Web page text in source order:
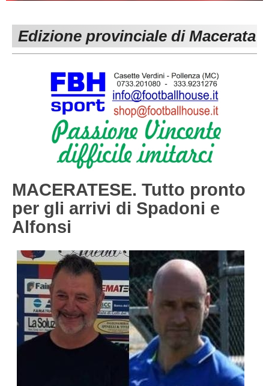
Carica la tua Rosa
1^ CATEGORIA
3^ CATEGORIA
GIOVANILI
Edizione provinciale di Macerata
MACERATESE. Tutto pronto
per gli arrivi di Spadoni e
Alfonsi